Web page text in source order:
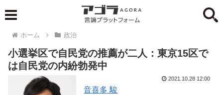
ホーム 政治
小選挙区で自民党の推薦が二人：東京15区で
は自民党の内紛勃発中
音喜多 駿
2021.10.28 12:00